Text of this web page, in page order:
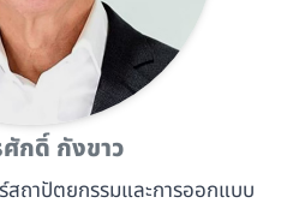
กดิ์ กังขาว
สถาปัตยกรรมและการออกแบบ